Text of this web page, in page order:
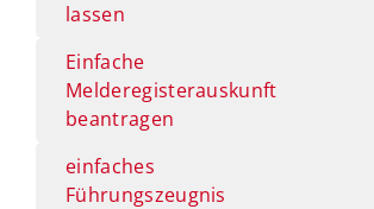
lassen
Einfache
Melderegisterauskunft
beantragen
einfaches
Führungszeugnis